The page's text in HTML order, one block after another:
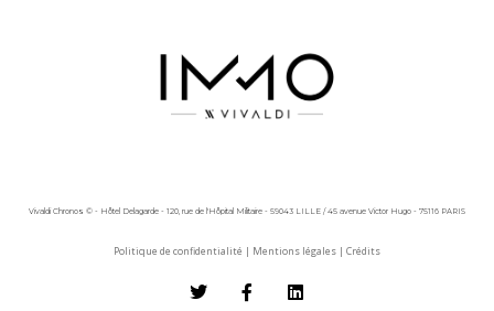
Vivaldi Chronos © - Hôtel Delagarde - 120, rue de l'Hôpital Militaire - 59043 LILLE / 45 avenue Victor Hugo - 75116 PARIS
Politique de confidentialité | Mentions légales | Crédits